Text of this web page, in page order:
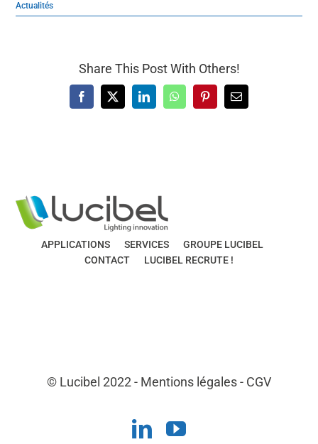
Actualités
Share This Post With Others!
Facebook
X LinkedInWhatsAppPinterestEmail
APPLICATIONS SERVICES
GROUPE LUCIBEL
CONTACT
LUCIBEL RECRUTE !
© Lucibel 2022 - Mentions légales- CGV
LinkedInYouTube